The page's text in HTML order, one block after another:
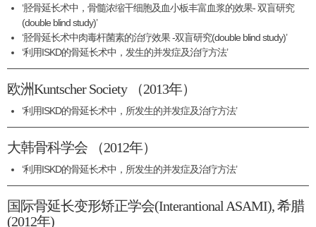
‘胫骨延长术中，骨髓浓缩干细胞及血小板丰富血浆的效果- 双盲研究
(double blind study)’
‘胫骨延长术中肉毒杆菌素的治疗效果 -双盲研究(double blind study)’
‘利用ISKD的骨延长术中，发生的并发症及治疗方法’
欧洲Kuntscher Society （2013年）
‘利用ISKD的骨延长术中，所发生的并发症及治疗方法’
大韩骨科学会 （2012年）
‘利用ISKD的骨延长术中，所发生的并发症及治疗方法’
国际骨延长变形矫正学会(Interantional ASAMI), 希腊
(2012年)